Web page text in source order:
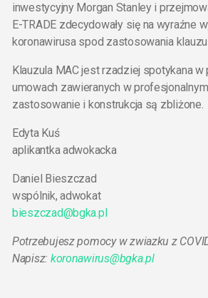
inwestycyjny Morgan Stanley i
E-TRADE zdecydowały się na wyraźne
koronawirusa spod zastosowania
Klauzula MAC jest rzadziej spotykana w
umowach zawieranych w
zastosowanie i konstrukcja są zbliżone.
Edyta Kuś
aplikantka adwokacka
Daniel Bieszczad
wspólnik, adwokat
bieszczad@bgka.pl
Potrzebujesz pomocy w zwiazku z
Napisz: koronawirus@bgka.pl